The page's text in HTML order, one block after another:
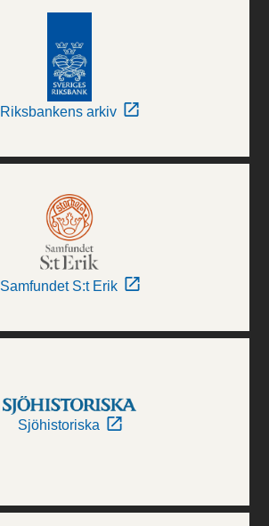
Riksbankens arkiv
Samfundet S:t Erik
Sjöhistoriska